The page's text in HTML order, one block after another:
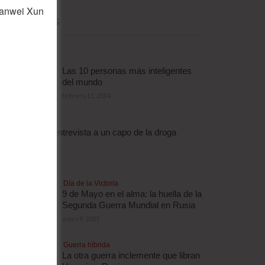
Las 10 personas más inteligentes
del mundo
Escalofriante entrevista a un capo de la droga
Día de la Victoria
9 de Mayo en el alma: la huella de la
Segunda Guerra Mundial en Rusia
Guerra híbrida
La otra guerra inclemente que libran
Xun